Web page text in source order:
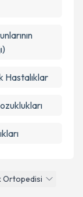
Ortopedisi
Hastalıklar